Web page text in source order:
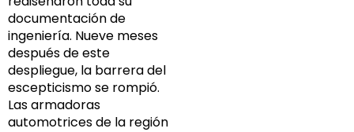
documentación de
ingeniería. Nueve meses
después de este
despliegue, la barrera del
escepticismo se rompió.
Las armadoras
automotrices de la región